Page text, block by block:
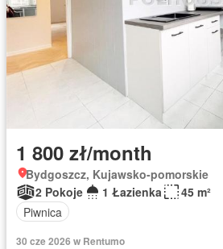
1 800 zł/month
Bydgoszcz, Kujawsko-pomorskie
2 Pokoje
1 Łazienka
45 m²
Piwnica
30 cze 2026 w Rentumo